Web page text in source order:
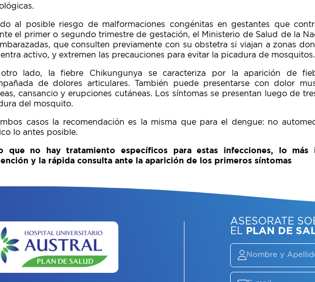
al posible riesgo de malformaciones congénitas en gestantes que
el primer o segundo trimestre de gestación, el Ministerio de Salud de la
que consulten previamente con su obstetra si viajan a zonas
activo, y extremen las precauciones para evitar la picadura de mosquitos.
lado, la fiebre Chikungunya se caracteriza por la aparición de
de dolores articulares. También puede presentarse con dolor
cansancio y erupciones cutáneas. Los síntomas se presentan luego de
del mosquito.
casos la recomendación es la misma que para el dengue: no
lo antes posible.
que no hay tratamiento específicos para estas infecciones, lo más
y la rápida consulta ante la aparición de los primeros síntomas